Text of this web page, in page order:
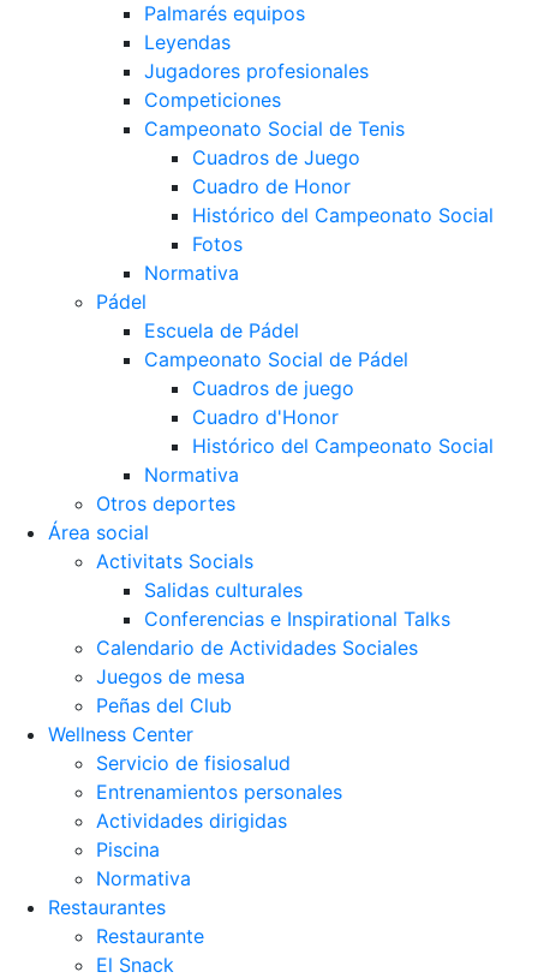
Palmarés equipos
Leyendas
Jugadores profesionales
Competiciones
Campeonato Social de Tenis
Cuadros de Juego
Cuadro de Honor
Histórico del Campeonato Social
Fotos
Normativa
Pádel
Escuela de Pádel
Campeonato Social de Pádel
Cuadros de juego
Cuadro d'Honor
Histórico del Campeonato Social
Normativa
Otros deportes
Área social
Activitats Socials
Salidas culturales
Conferencias e Inspirational Talks
Calendario de Actividades Sociales
Juegos de mesa
Peñas del Club
Wellness Center
Servicio de fisiosalud
Entrenamientos personales
Actividades dirigidas
Piscina
Normativa
Restaurantes
Restaurante
El Snack